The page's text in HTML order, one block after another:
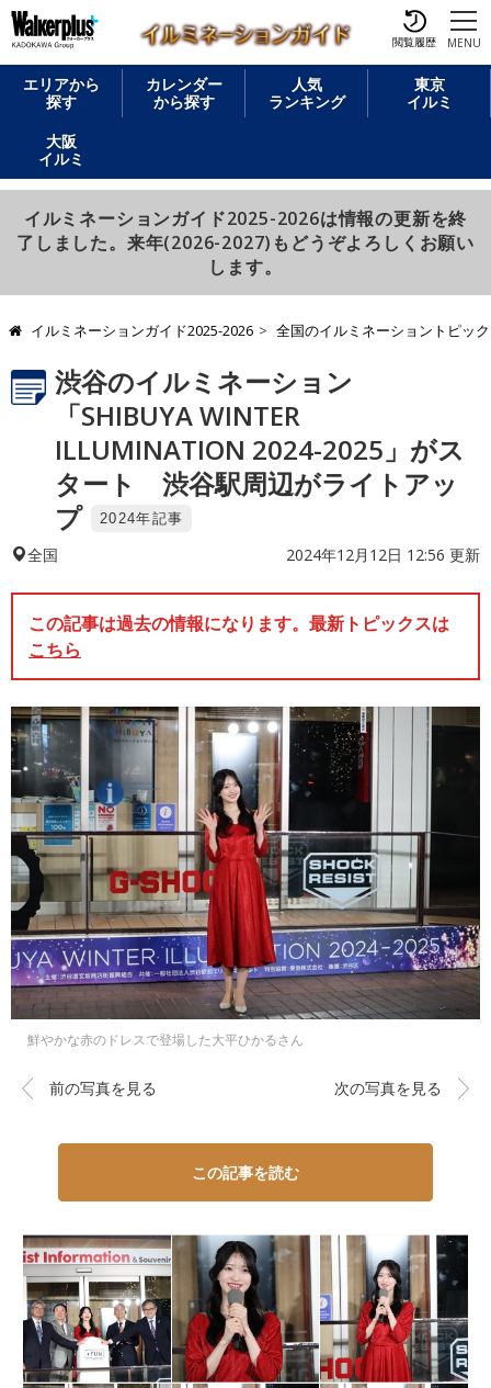
閲覧履歴 MENU
エリアから
探す
カレンダー
から探す
人気
ランキング
東京
イルミ
大阪
イルミ
イルミネーションガイド2025-2026は情報の更新を終
了しました。来年(2026-2027)もどうぞよろしくお願い
します。
イルミネーションガイド2025-2026 全国のイルミネーショントピッ
渋谷のイルミネーション
「SHIBUYA WINTER
ILLUMINATION 2024-2025」がス
タート 渋谷駅周辺がライトアッ
プ
2024年記事
全国 2024年12月12日 12:56 更新
この記事は過去の情報になります。最新トピックスは
こちら
鮮やかな赤のドレスで登場した大平ひかるさん
前の写真を見る 次の写真を見る
この記事を読む